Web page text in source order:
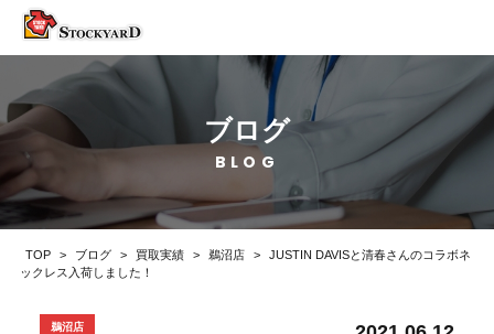
ブログ
BLOG
TOP > ブログ > 買取実績 > 鵜沼店 >
JUSTIN DAVISと清春さんのコラボネ
ックレス入荷しました！
鵜沼店